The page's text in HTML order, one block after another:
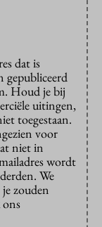
dat is
gepubliceerd
Houd je bij
uitingen,
toegestaan.
voor
niet in
wordt
We
zouden